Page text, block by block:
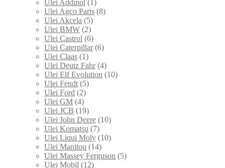
Ulei Addinol (1)
Ulei Agco Parts (8)
Ulei Akcela (5)
Ulei BMW (2)
Ulei Castrol (6)
Ulei Caterpillar (6)
Ulei Claas (1)
Ulei Deutz Fahr (4)
Ulei Elf Evolution (10)
Ulei Fendt (5)
Ulei Ford (2)
Ulei GM (4)
Ulei JCB (19)
Ulei John Deere (10)
Ulei Komatsu (7)
Ulei Liqui Moly (10)
Ulei Manitou (14)
Ulei Massey Ferguson (5)
Ulei Mobil (12)